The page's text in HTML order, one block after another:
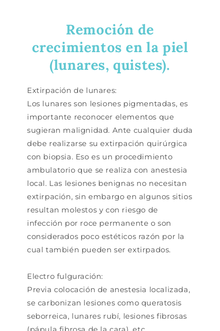
Remoción de
crecimientos en la piel
(lunares, quistes).
Extirpación de lunares:
Los lunares son lesiones pigmentadas, es
importante reconocer elementos que
sugieran malignidad. Ante cualquier duda
debe realizarse su extirpación quirúrgica
con biopsia. Eso es un procedimiento
ambulatorio que se realiza con anestesia
local. Las lesiones benignas no necesitan
extirpación, sin embargo en algunos sitios
resultan molestos y con riesgo de
infección por roce permanente o son
considerados poco estéticos razón por la
cual también pueden ser extirpados.
Electro fulguración:
Previa colocación de anestesia localizada,
se carbonizan lesiones como queratosis
seborreica, lunares rubí, lesiones fibrosas